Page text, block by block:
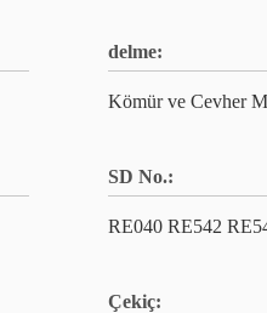
delme:
Kömür ve Cevher
SD No.:
RE040 RE542
Çekiç: